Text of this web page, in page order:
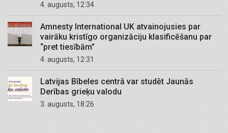
4. augusts, 12:34
Amnesty International UK atvainojusies par
vairāku kristīgo organizāciju klasificēšanu par
“pret tiesībām”
4. augusts, 12:31
Latvijas Bībeles centrā var studēt Jaunās
Derības grieķu valodu
3. augusts, 18:26